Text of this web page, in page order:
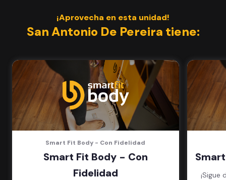
¡Aprovecha en esta unidad!
San Antonio De Pereira tiene:
Smart Fit Body - Con Fidelidad
Smart Fit Body - Con
Fidelidad
¡Sigue